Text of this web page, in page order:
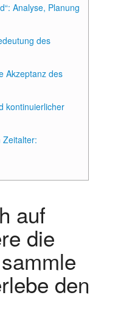
Analyse, Planung
des
Akzeptanz des
kontinuierlicher
Zeitalter:
auf
die
den